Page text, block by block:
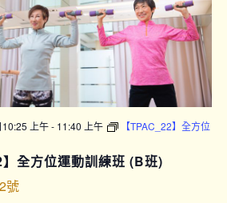
上午- 11:40 上午
【TPAC_22】全方位
】全方位運動訓練班 (B班)
號